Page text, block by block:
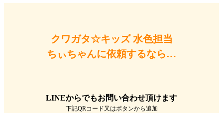
クワガタ☆キッズ 水色担当
ちぃちゃんに依頼するなら…
LINEからでもお問い合わせ頂けます
下記QRコード又はボタンから追加